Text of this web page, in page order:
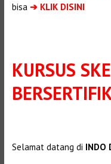
bisa ➔ KLIK DISINI
KURSUS
Selamat datang di INDO